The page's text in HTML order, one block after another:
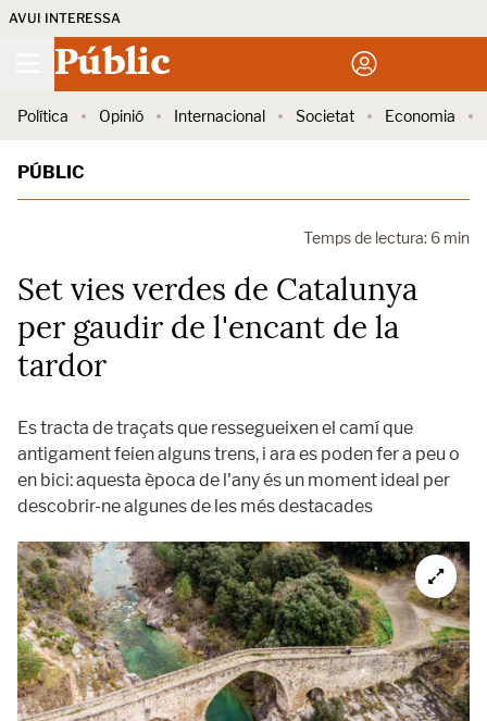
AVUI INTERESSA
Públic
Política Opinió Internacional Societat Economia
PÚBLIC
Temps de lectura: 6 min
Set vies verdes de Catalunya
per gaudir de l'encant de la
tardor
Es tracta de traçats que ressegueixen el camí que
antigament feien alguns trens, i ara es poden fer a peu o
en bici: aquesta època de l'any és un moment ideal per
descobrir-ne algunes de les més destacades